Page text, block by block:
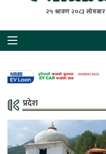
२५ श्रावण २०८३
प्रदेश